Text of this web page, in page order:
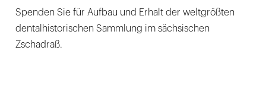
Spenden Sie für Aufbau und Erhalt der weltgrößten
dentalhistorischen Sammlung im sächsischen
Zschadraß.